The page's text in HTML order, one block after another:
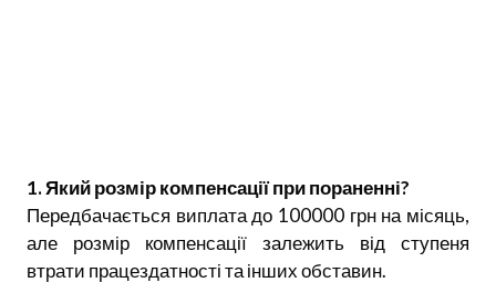
1. Який розмір компенсації при пораненні?
Передбачається виплата до 100000 грн на місяць,
але розмір компенсації залежить від ступеня
втрати працездатності та інших обставин.